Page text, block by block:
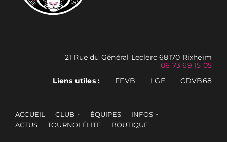
21 Rue du Général Leclerc 68170 Rixheim
06 73 69 15 05
Liens utiles :
FFVB LGE CDVB68
ACCUEIL CLUB ÉQUIPES
INFOS
ACTUS
TOURNOI ÉLITE BOUTIQUE